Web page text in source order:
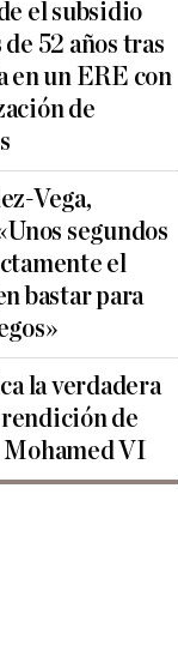
el subsidio
52 años tras
en un ERE con
de
Vega,
segundos
el
bastar para
la verdadera
de
Mohamed VI